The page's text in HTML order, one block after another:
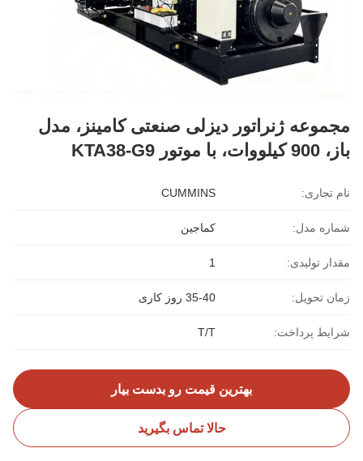
مجموعه ژنراتور دیزلی صنعتی کامینز، مدل
باز، 900 کیلووات، با موتور KTA38-G9
نام تجاری: CUMMINS
شماره مدل: کماجین
مقدار تولیدی: 1
زمان تحویل: 35-40 روز کاری
شرایط پرداخت: T/T
بهترین قیمت رو بدست بیار
حالا تماس بگیرید